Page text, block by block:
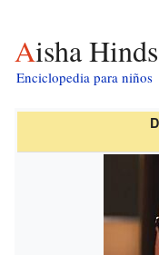
Aisha
Enciclopedia para niños